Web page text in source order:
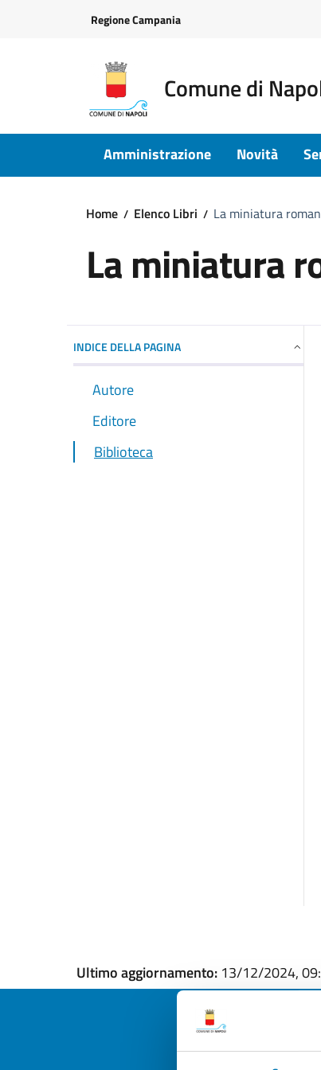
Regione Campania
Comune di
Amministrazione Novità
Home Elenco Libri La miniatura
La miniatura
INDICE DELLA PAGINA
Autore
Editore
Biblioteca
Ultimo aggiornamento: 13/12/2024,